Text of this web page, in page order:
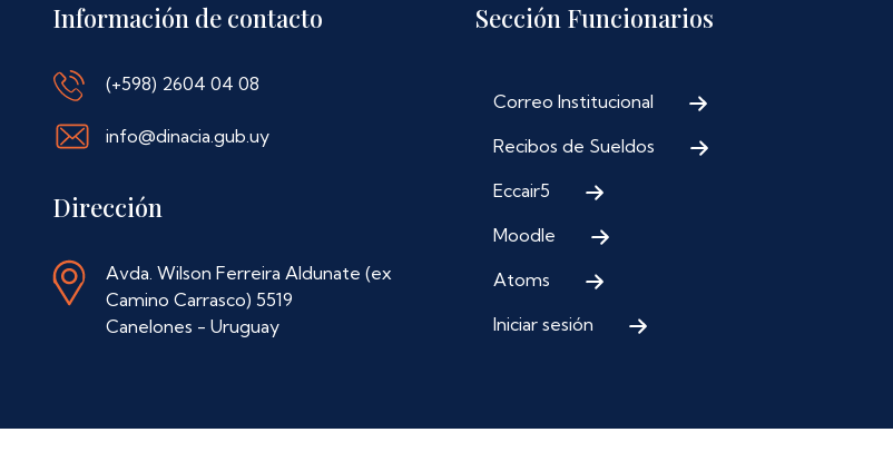
Información de contacto
(+598) 2604 04 08
info@dinacia.gub.uy
Dirección
Avda. Wilson Ferreira Aldunate (ex
Camino Carrasco) 5519
Canelones - Uruguay
Sección Funcionarios
Correo Institucional
Recibos de Sueldos
Eccair5
Moodle
Atoms
Iniciar sesión